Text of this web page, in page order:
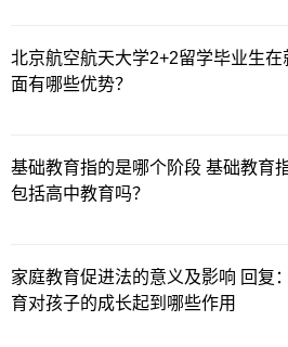
北京航空航天大学2+2留学毕业生在
面有哪些优势？
基础教育指的是哪个阶段 基础教育
包括高中教育吗？
家庭教育促进法的意义及影响 回复
育对孩子的成长起到哪些作用